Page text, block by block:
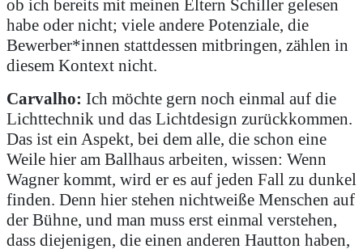
ob ich bereits mit meinen Eltern Schiller gelesen
habe oder nicht; viele andere Potenziale, die
Bewerber*innen stattdessen mitbringen, zählen in
diesem Kontext nicht.
Carvalho: Ich möchte gern noch einmal auf die
Lichttechnik und das Lichtdesign zurückkommen.
Das ist ein Aspekt, bei dem alle, die schon eine
Weile hier am Ballhaus arbeiten, wissen: Wenn
Wagner kommt, wird er es auf jeden Fall zu dunkel
finden. Denn hier stehen nichtweiße Menschen auf
der Bühne, und man muss erst einmal verstehen,
dass diejenigen, die einen anderen Hautton haben,